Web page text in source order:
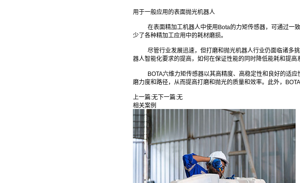
用于一般应用的表面抛光机器人
在表面精加工机器人中使用Bota的力矩传感器，可通过一致
少了各种精加工应用中的耗材磨损。
尽管行业发展迅速，但打磨和抛光机器人行业仍面临诸多挑
器人智能化要求的提高，如何在保证性能的同时降低能耗和提高
BOTA六维力矩传感器以其高精度、高稳定性和良好的适应
磨力度和路径，从而提高打磨和抛光的质量和效率。此外，
上一篇:无 下一篇:无
相关案例